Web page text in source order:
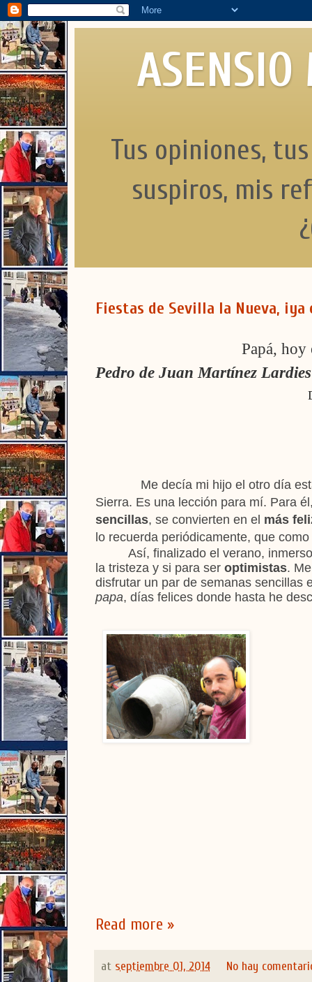
Tus opiniones,
suspiros, mis
Fiestas de Sevilla la Nueva,
Papá, hoy es el día
Pedro de Juan Martínez Lardies
Me decía mi hijo el otro día
Sierra. Es una lección para mí. Para
sencillas, se convierten en el más
lo recuerda periódicamente, que
Así, finalizado el verano,
la tristeza y si para ser optimistas.
disfrutar un par de semanas sencillas
papa, días felices donde hasta he
Read more »
at septiembre 01, 2014 No hay